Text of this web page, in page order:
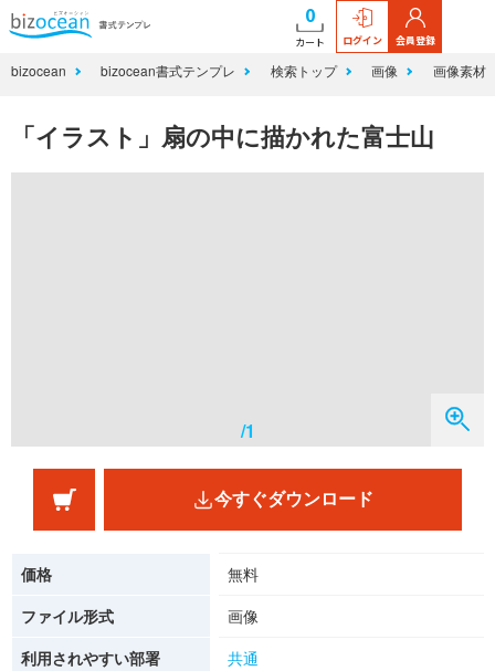
0
カート ログイン 会員登録
bizocean bizocean書式テンプレ 検索トップ 画像 画像素材
「イラスト」扇の中に描かれた富士山
/1
今すぐダウンロード
価格
無料
ファイル形式
画像
利用されやすい部署
共通